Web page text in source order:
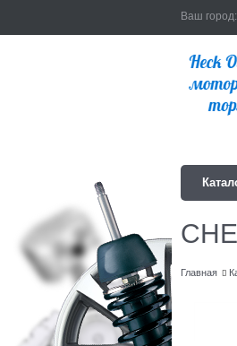
Ваш город:
Главная